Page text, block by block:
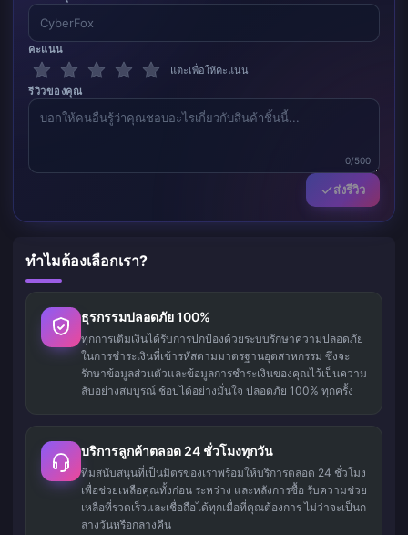
คะแนน
แตะเพื่อให้คะแนน
รีวิวของคุณ
0/500
ส่งรีวิว
ทำไมต้องเลือกเรา?
ธุรกรรมปลอดภัย 100%
ทุกการเติมเงินได้รับการปกป้องด้วยระบบรักษาความปลอดภัย
ในการชำระเงินที่เข้ารหัสตามมาตรฐานอุตสาหกรรม ซึ่งจะ
รักษาข้อมูลส่วนตัวและข้อมูลการชำระเงินของคุณไว้เป็นความ
ลับอย่างสมบูรณ์ ช้อปได้อย่างมั่นใจ ปลอดภัย 100% ทุกครั้ง
บริการลูกค้าตลอด 24 ชั่วโมงทุกวัน
ทีมสนับสนุนที่เป็นมิตรของเราพร้อมให้บริการตลอด 24 ชั่วโมง
เพื่อช่วยเหลือคุณทั้งก่อน ระหว่าง และหลังการซื้อ รับความช่วย
เหลือที่รวดเร็วและเชื่อถือได้ทุกเมื่อที่คุณต้องการ ไม่ว่าจะเป็นก
ลางวันหรือกลางคืน